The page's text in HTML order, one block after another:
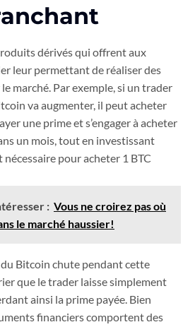
dérivés qui offrent aux
leur permettant de réaliser des
marché. Par exemple, si un trader
va augmenter, il peut acheter
une prime et s’engager à acheter
un mois, tout en investissant
pour acheter 1 BTC
: Vous ne croirez pas où
le marché haussier!
Bitcoin chute pendant cette
que le trader laisse simplement
ainsi la prime payée. Bien
financiers comportent des